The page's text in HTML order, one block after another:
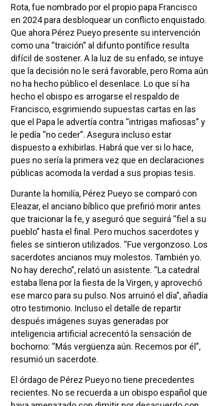
Rota, fue nombrado por el propio papa Francisco
en 2024 para desbloquear un conflicto enquistado.
Que ahora Pérez Pueyo presente su intervención
como una “traición” al difunto pontífice resulta
difícil de sostener. A la luz de su enfado, se intuye
que la decisión no le será favorable, pero Roma aún
no ha hecho público el desenlace. Lo que sí ha
hecho el obispo es arrogarse el respaldo de
Francisco, esgrimiendo supuestas cartas en las
que el Papa le advertía contra “intrigas mafiosas” y
le pedía “no ceder”. Asegura incluso estar
dispuesto a exhibirlas. Habrá que ver si lo hace,
pues no sería la primera vez que en declaraciones
públicas acomoda la verdad a sus propias tesis.
Durante la homilía, Pérez Pueyo se comparó con
Eleazar, el anciano bíblico que prefirió morir antes
que traicionar la fe, y aseguró que seguirá “fiel a su
pueblo” hasta el final. Pero muchos sacerdotes y
fieles se sintieron utilizados. “Fue vergonzoso. Los
sacerdotes ancianos muy molestos. También yo.
No hay derecho”, relató un asistente. “La catedral
estaba llena por la fiesta de la Virgen, y aprovechó
ese marco para su pulso. Nos arruinó el día”, añadía
otro testimonio. Incluso el detalle de repartir
después imágenes suyas generadas por
inteligencia artificial acrecentó la sensación de
bochorno: “Más vergüenza aún. Recemos por él”,
resumió un sacerdote.
El órdago de Pérez Pueyo no tiene precedentes
recientes. No se recuerda a un obispo español que